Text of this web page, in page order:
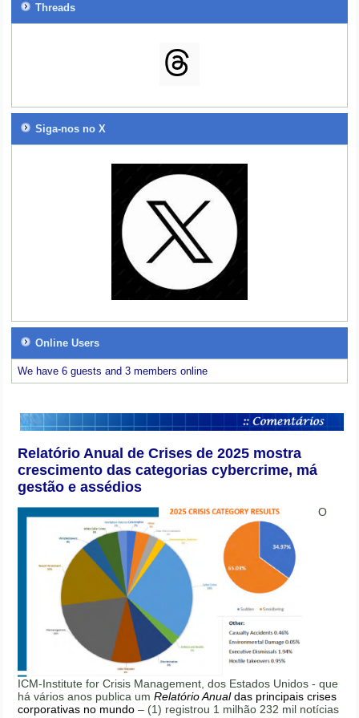
Threads
Siga-nos no X
Online Users
We have 6 guests and 3 members online
Relatório Anual de Crises de 2025 mostra
crescimento das categorias cybercrime, má
gestão e assédios
O
ICM-Institute for Crisis Management, dos Estados Unidos - que
há vários anos publica umRelatório Anualdas principais crises
corporativas no mundo – (1) registrou 1 milhão 232 mil notícias